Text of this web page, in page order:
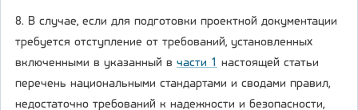
8. В случае, если для подготовки проектной документации
требуется отступление от требований, установленных
включенными в указанный в части 1 настоящей статьи
перечень национальными стандартами и сводами правил,
недостаточно требований к надежности и безопасности,